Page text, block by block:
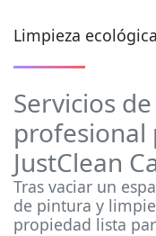
Limpieza
Servicios
profesional
JustClean
Tras vaciar un
de pintura y
propiedad lista